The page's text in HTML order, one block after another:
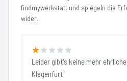
findmywerkstatt und spiegeln die
wider.
Leider gibt's keine mehr
Klagenfurt